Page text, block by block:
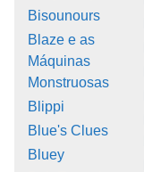
Bisounours
Blaze e as
Máquinas
Monstruosas
Blippi
Blue's Clues
Bluey